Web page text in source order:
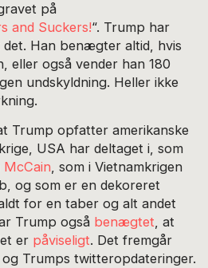
på
and Suckers!“. Trump har
Han benægter altid, hvis
eller også vender han 180
undskyldning. Heller ikke
Trump opfatter amerikanske
USA har deltaget i, som
, som i Vietnamkrigen
og som er en dekoreret
for en taber og alt andet
Trump også benægtet , at
er påviseligt. Det fremgår
Trumps twitteropdateringer.